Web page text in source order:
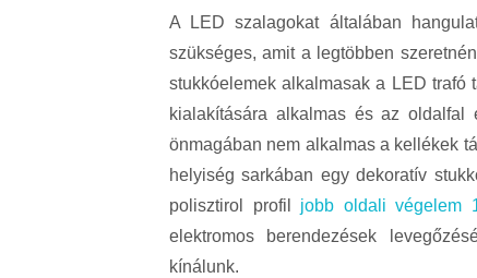
A LED szalagokat általában
szükséges, amit a legtöbben
stukkóelemek alkalmasak a LED trafó
kialakítására alkalmas és az oldalfal
önmagában nem alkalmas a kellékek
helyiség sarkában egy dekoratív
polisztirol profil jobb oldali végelem
elektromos berendezések
kínálunk.